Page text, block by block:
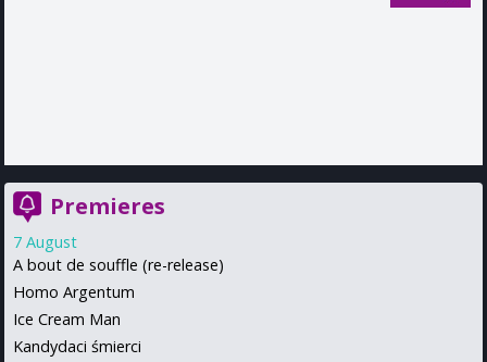
Premieres
7 August
A bout de souffle (re-release)
Homo Argentum
Ice Cream Man
Kandydaci śmierci